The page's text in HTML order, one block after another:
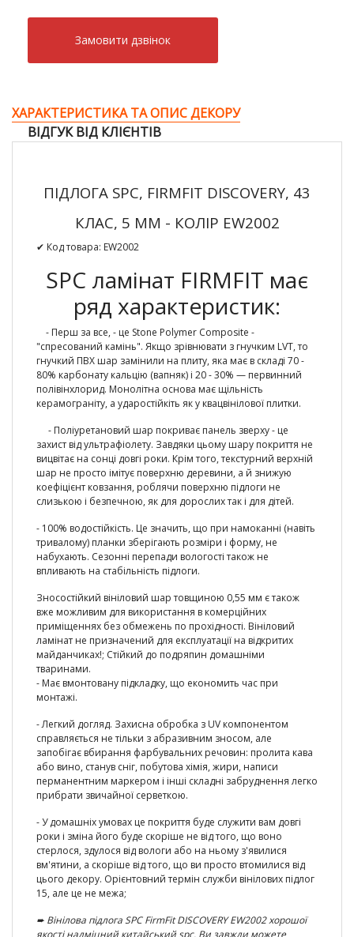
Замовити дзвiнок
ХАРАКТЕРИСТИКА ТА ОПИС ДЕКОРУ
ВІДГУК ВІД КЛІЄНТІВ
ПІДЛОГА SPC, FIRMFIT DISCOVERY, 43
КЛАС, 5 ММ - КОЛІР EW2002
✔ Код товара: EW2002
SPC ламінат FIRMFIT має
ряд характеристик:
- Перш за все, - це Stone Polymer Composite -
"спресований камінь". Якщо зрівнювати з гнучким LVT, то
гнучкий ПВХ шар замінили на плиту, яка має в складі 70 -
80% карбонату кальцію (вапняк) і 20 - 30% — первинний
полівінхлорид. Монолітна основа має щільність
керамограніту, а ударостійкіть як у квацвінілової плитки.
- Поліуретановий шар покриває панель зверху - це
захист від ультрафіолету. Завдяки цьому шару покриття не
вицвітає на сонці довгі роки. Крім того, текстурний верхній
шар не просто імітує поверхню деревини, а й знижую
коефіцієнт ковзання, роблячи поверхню підлоги не
слизькою і безпечною, як для дорослих так і для дітей.
- 100% водостійкість. Це значить, що при намоканні (навіть
тривалому) планки зберігають розміри і форму, не
набухають. Сезонні перепади вологості також не
впливають на стабільність підлоги.
Зносостійкий вініловий шар товщиною 0,55 мм є також
вже можливим для використання в комерційних
приміщеннях без обмежень по прохідності. Вініловий
ламінат не призначений для експлуатації на відкритих
майданчиках!; Стійкий до подряпин домашніми
тваринами.
- Має вмонтовану підкладку, що економить час при
монтажі.
- Легкий догляд. Захисна обробка з UV компонентом
справляється не тільки з абразивним зносом, але
запобігає вбирання фарбувальних речовин: пролита кава
або вино, станув сніг, побутова хімія, жири, написи
перманентним маркером і інші складні забруднення легко
прибрати звичайної серветкою.
- У домашніх умовах це покриття буде служити вам довгі
роки і зміна його буде скоріше не від того, що воно
стерлося, здулося від вологи або на ньому з'явилися
вм'ятини, а скоріше від того, що ви просто втомилися від
цього декору. Орієнтовний термін служби вінілових підлог
15, але це не межа;
➨ Вінілова підлога SPC FirmFit DISCOVERY EW2002хорошої
якості надміцний китайський spc. Ви завжди можете